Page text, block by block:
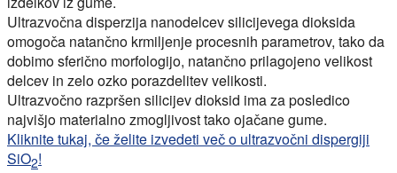
Ultrazvočna disperzija nanodelcev silicijevega dioksida
omogoča natančno krmiljenje procesnih parametrov, tako da
dobimo sferično morfologijo, natančno prilagojeno velikost
delcev in zelo ozko porazdelitev velikosti.
Ultrazvočno razpršen silicijev dioksid ima za posledico
najvišjo materialno zmogljivost tako ojačane gume.
Kliknite tukaj, če želite izvedeti več o ultrazvočni dispergiji
SiO2!